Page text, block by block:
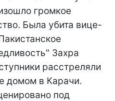
громкое
Была убита вице-
Захра
расстреляли
домом в Карачи.
под